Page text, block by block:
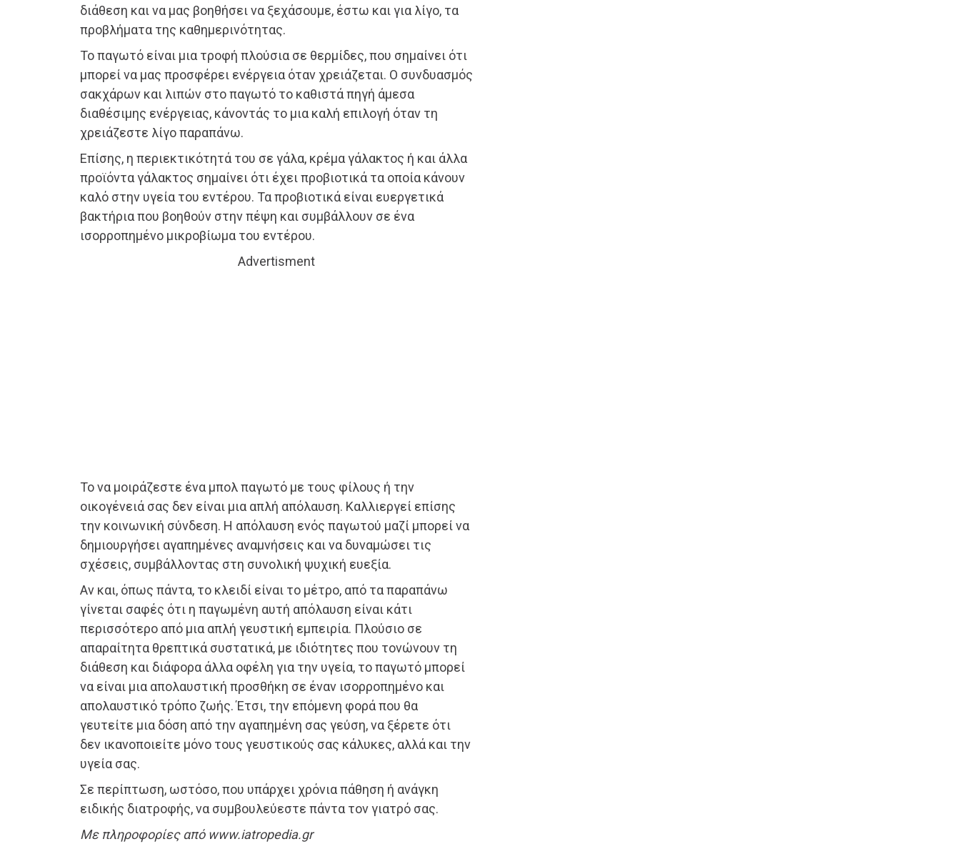
διάθεση και να μας βοηθήσει να ξεχάσουμε, έστω και για λίγο, τα
προβλήματα της καθημερινότητας.
Το παγωτό είναι μια τροφή πλούσια σε θερμίδες, που σημαίνει ότι
μπορεί να μας προσφέρει ενέργεια όταν χρειάζεται. Ο συνδυασμός
σακχάρων και λιπών στο παγωτό το καθιστά πηγή άμεσα
διαθέσιμης ενέργειας, κάνοντάς το μια καλή επιλογή όταν τη
χρειάζεστε λίγο παραπάνω.
Επίσης, η περιεκτικότητά του σε γάλα, κρέμα γάλακτος ή και άλλα
προϊόντα γάλακτος σημαίνει ότι έχει προβιοτικά τα οποία κάνουν
καλό στην υγεία του εντέρου. Τα προβιοτικά είναι ευεργετικά
βακτήρια που βοηθούν στην πέψη και συμβάλλουν σε ένα
ισορροπημένο μικροβίωμα του εντέρου.
Advertisment
Το να μοιράζεστε ένα μπολ παγωτό με τους φίλους ή την
οικογένειά σας δεν είναι μια απλή απόλαυση. Καλλιεργεί επίσης
την κοινωνική σύνδεση. Η απόλαυση ενός παγωτού μαζί μπορεί να
δημιουργήσει αγαπημένες αναμνήσεις και να δυναμώσει τις
σχέσεις, συμβάλλοντας στη συνολική ψυχική ευεξία.
Αν και, όπως πάντα, το κλειδί είναι το μέτρο, από τα παραπάνω
γίνεται σαφές ότι η παγωμένη αυτή απόλαυση είναι κάτι
περισσότερο από μια απλή γευστική εμπειρία. Πλούσιο σε
απαραίτητα θρεπτικά συστατικά, με ιδιότητες που τονώνουν τη
διάθεση και διάφορα άλλα οφέλη για την υγεία, το παγωτό μπορεί
να είναι μια απολαυστική προσθήκη σε έναν ισορροπημένο και
απολαυστικό τρόπο ζωής. Έτσι, την επόμενη φορά που θα
γευτείτε μια δόση από την αγαπημένη σας γεύση, να ξέρετε ότι
δεν ικανοποιείτε μόνο τους γευστικούς σας κάλυκες, αλλά και την
υγεία σας.
Σε περίπτωση, ωστόσο, που υπάρχει χρόνια πάθηση ή ανάγκη
ειδικής διατροφής, να συμβουλεύεστε πάντα τον γιατρό σας.
Με πληροφορίες από www.iatropedia.gr